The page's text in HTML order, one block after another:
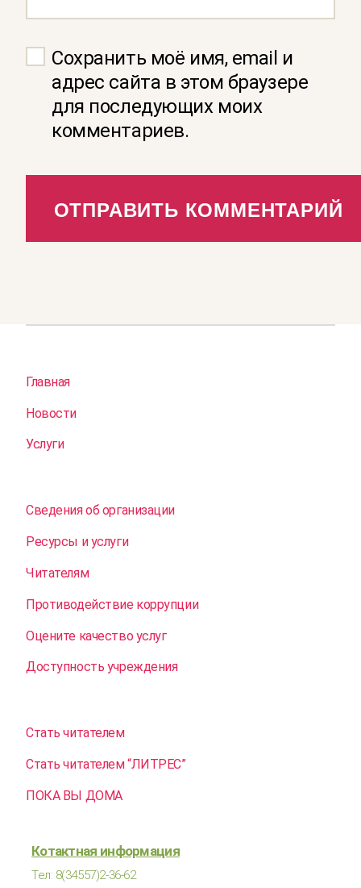
Сохранить моё имя, email и
адрес сайта в этом браузере
для последующих моих
комментариев.
Главная
Новости
Услуги
Сведения об организации
Ресурсы и услуги
Читателям
Противодействие коррупции
Оцените качество услуг
Доступность учреждения
Стать читателем
Стать читателем “ЛИТРЕС”
ПОКА ВЫ ДОМА
Котактная информация
Тел: 8(34557)2-36-62